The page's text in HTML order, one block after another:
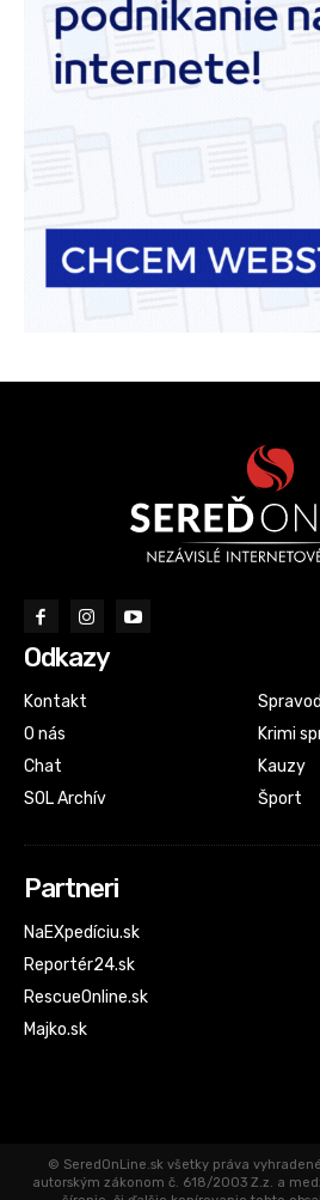
Odkazy
Kontakt
O nás
Chat
SOL Archív
Krimi
Kauzy
Šport
Partneri
NaEXpedíciu.sk
Reportér24.sk
RescueOnline.sk
Majko.sk
© SeredOnLine.sk všetky práva
autorským zákonom č. 618/2003 Z.z. a